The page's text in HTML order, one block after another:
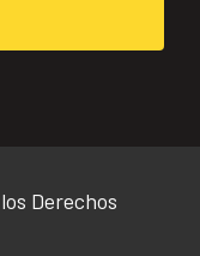
Derechos